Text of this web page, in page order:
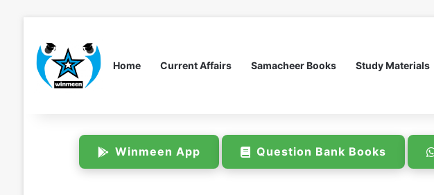
Home Current Affairs Samacheer Books Study Materials
Winmeen App Question Bank Books